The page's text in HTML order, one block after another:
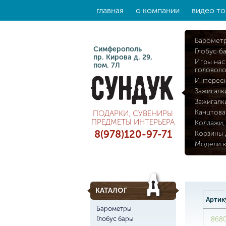
главная о компании видео
Симферополь
пр. Кирова д. 29,
пом. 7Л
ПОДАРКИ, СУВЕНИРЫ
ПРЕДМЕТЫ ИНТЕРЬЕРА
8(978)120-97-71
Глобус
Игры
Корзины
Модели
КАТАЛОГ
Барометры
Глобус бары